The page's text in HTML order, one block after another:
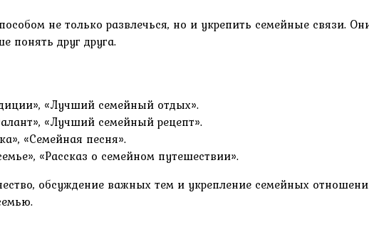
не только развлечься, но и укрепить семейные связи.
понять друг друга.
«Лучший семейный отдых».
«Лучший семейный рецепт».
«Семейная песня».
«Рассказ о семейном путешествии».
обсуждение важных тем и укрепление семейных